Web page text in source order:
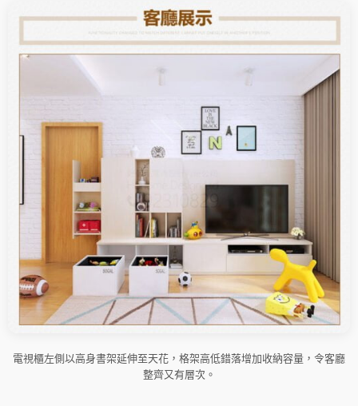
電視櫃左側以高身書架延伸至天花，格架高低錯落增加收納容量，令客廳
整齊又有層次。